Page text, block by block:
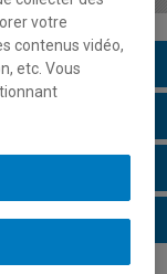
votre
contenus vidéo,
etc. Vous